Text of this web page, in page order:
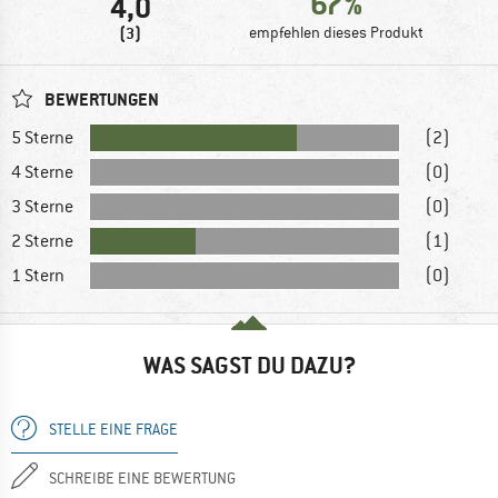
(3) empfehlen dieses Produkt
BEWERTUNGEN
5 Sterne
(2)
4 Sterne
(0)
3 Sterne
(0)
2 Sterne
(1)
1 Stern
(0)
WAS SAGST DU DAZU?
STELLE EINE FRAGE
SCHREIBE EINE BEWERTUNG